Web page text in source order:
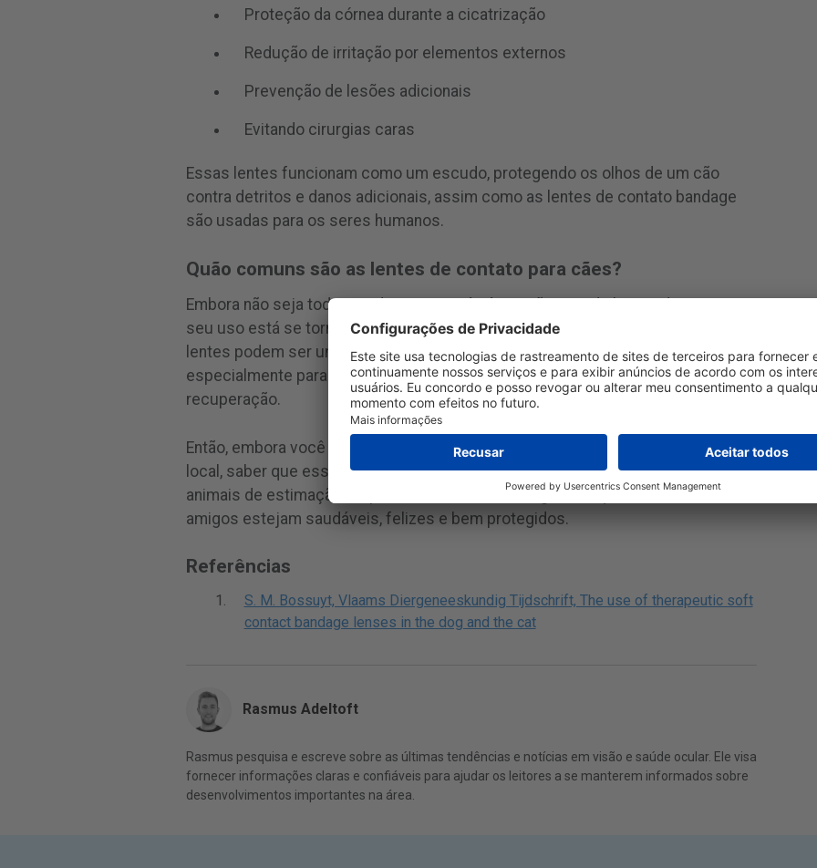
Proteção da córnea durante a cicatrização
Redução de irritação por elementos externos
Prevenção de lesões adicionais
Evitando cirurgias caras
Essas lentes funcionam como um escudo, protegendo os olhos de um cão
contra detritos e danos adicionais, assim como as lentes de contato bandage
são usadas para os seres humanos.
Quão comuns são as lentes de contato para cães?
Embora não seja todos os dias que você vê um cão usando lentes de contato,
seu uso está se tornando mais conhecido nas práticas veterinárias. Essas
lentes podem ser uma ferramenta essencial no kit de um veterinário,
especialmente para tratar lesões e proteger os olhos sensíveis durante a
recuperação.
Então, embora você talvez não veja cães com lentes de contato no seu parque
local, saber que essa opção existe mostra os incríveis avanços no cuidado com
animais de estimação. É apenas outra maneira de garantir que nossos melhores
amigos estejam saudáveis, felizes e bem protegidos.
Referências
S. M. Bossuyt, Vlaams Diergeneeskundig Tijdschrift, The use of therapeutic soft
contact bandage lenses in the dog and the cat
Rasmus Adeltoft
Rasmus pesquisa e escreve sobre as últimas tendências e notícias em visão e saúde ocular. Ele visa
fornecer informações claras e confiáveis para ajudar os leitores a se manterem informados sobre
desenvolvimentos importantes na área.